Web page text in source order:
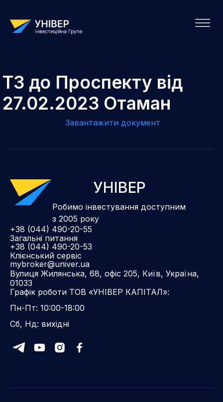
ТЗ до Проспекту від
27.02.2023 Отаман
Завантажити документ
УНІВЕР
Робимо інвестування доступним
з 2005 року
+38 (044) 490-20-55
Загальні питання
+38 (044) 490-20-53
Клієнський сервіс
mybroker@univer.ua
Вулиця Жилянська, 68, офіс 205, Київ, Україна,
01033
Графік роботи ТОВ «УНІВЕР КАПІТАЛ»:
Пн-Пт: 10:00-18:00
Сб, Нд: вихідні